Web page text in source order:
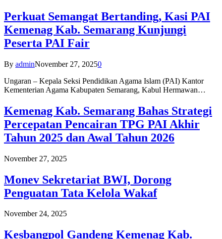
Perkuat Semangat Bertanding, Kasi PAI
Kemenag Kab. Semarang Kunjungi
Peserta PAI Fair
By adminNovember 27, 20250
Ungaran – Kepala Seksi Pendidikan Agama Islam (PAI) Kantor
Kementerian Agama Kabupaten Semarang, Kabul Hermawan…
Kemenag Kab. Semarang Bahas Strategi
Percepatan Pencairan TPG PAI Akhir
Tahun 2025 dan Awal Tahun 2026
November 27, 2025
Monev Sekretariat BWI, Dorong
Penguatan Tata Kelola Wakaf
November 24, 2025
Kesbangpol Gandeng Kemenag Kab.